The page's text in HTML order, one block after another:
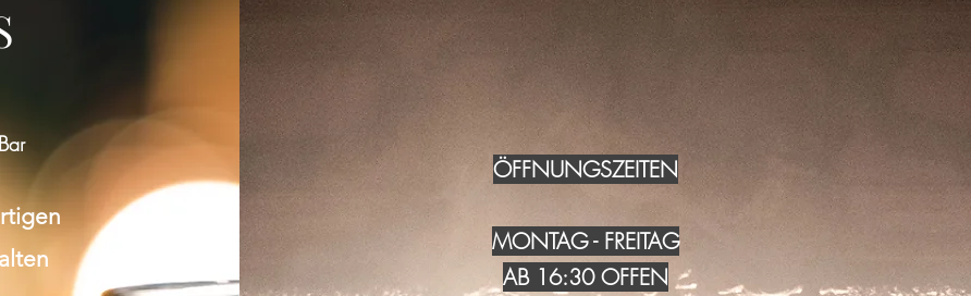
ÖFFNUNGSZEITEN
MONTAG - FREITAG
AB 16:30 OFFEN